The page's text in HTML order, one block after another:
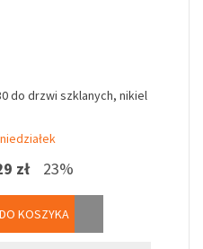
do drzwi szklanych, nikiel
zł 23%
DO KOSZYKA